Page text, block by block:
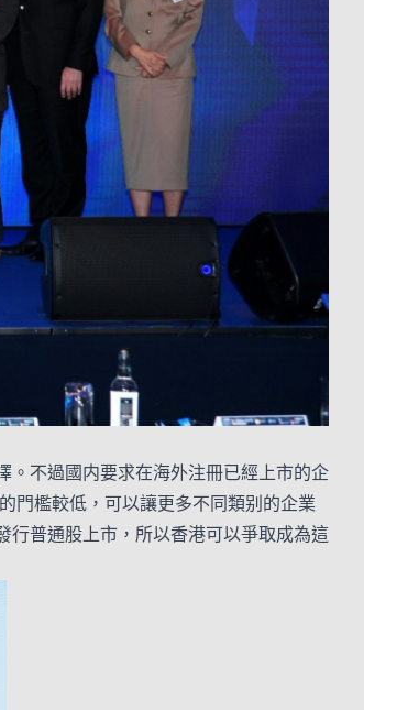
。不過國内要求在海外注冊已經上市的企
門檻較低，可以讓更多不同類别的企業
行普通股上市，所以香港可以爭取成為這